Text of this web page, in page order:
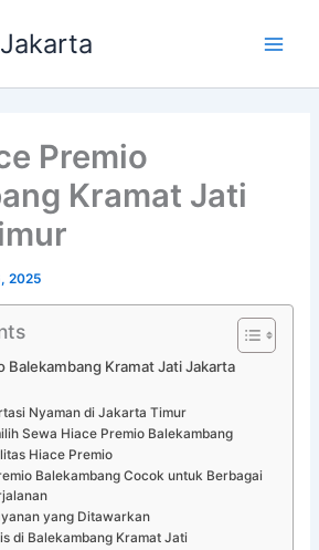
Premio
Kramat Jati
2025
Balekambang Kramat Jati Jakarta
Nyaman di Jakarta Timur
Sewa Hiace Premio Balekambang
Hiace Premio
Balekambang Cocok untuk Berbagai
yang Ditawarkan
di Balekambang Kramat Jati